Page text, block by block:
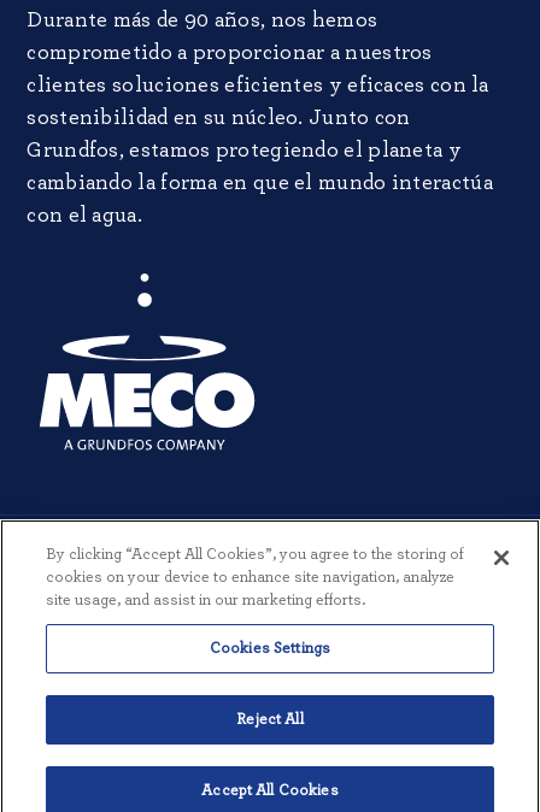
Durante más de 90 años, nos hemos
comprometido a proporcionar a nuestros
clientes soluciones eficientes y eficaces con la
sostenibilidad en su núcleo. Junto con
Grundfos, estamos protegiendo el planeta y
cambiando la forma en que el mundo interactúa
con el agua.
© 2026 MECO INCORPORATED. TODOS LOS DERECHOS RESERVADOS.
TÉRMINOS Y CONDICIONES | POLÍTICA DE PRIVACIDAD
CREADO POR THREESIXTYEIGHT
By clicking “Accept All Cookies”, you agree to the storing of
cookies on your device to enhance site navigation, analyze
site usage, and assist in our marketing efforts.
Cookies Settings
Reject All
Accept All Cookies